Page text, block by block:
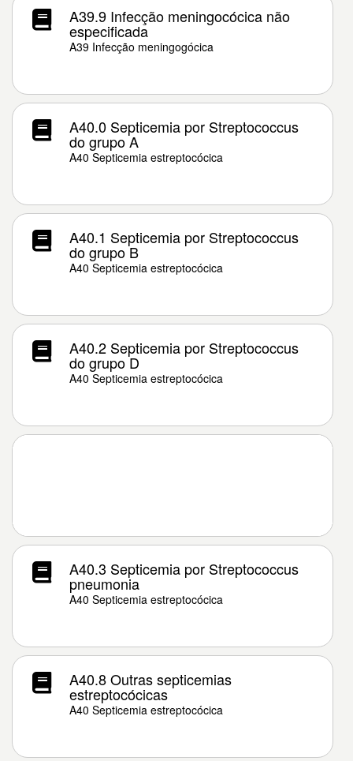
A39.9 Infecção meningocócica não
especificada
A39 Infecção meningogócica
A40.0 Septicemia por Streptococcus
do grupo A
A40 Septicemia estreptocócica
A40.1 Septicemia por Streptococcus
do grupo B
A40 Septicemia estreptocócica
A40.2 Septicemia por Streptococcus
do grupo D
A40 Septicemia estreptocócica
A40.3 Septicemia por Streptococcus
pneumonia
A40 Septicemia estreptocócica
A40.8 Outras septicemias
estreptocócicas
A40 Septicemia estreptocócica